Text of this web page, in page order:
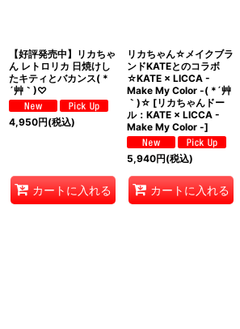
絞り込む
【好評発売中】リカちゃ
ん レトロリカ 日焼けし
たキティとバカンス( *
´艸｀)♡
4,950円(税込)
カートに入れる
リカちゃん☆メイクブラ
ンドKATEとのコラボ
☆KATE × LICCA -
Make My Color -( *´艸
｀)☆ [リカちゃんドー
ル：KATE × LICCA -
Make My Color -]
5,940円(税込)
カートに入れる